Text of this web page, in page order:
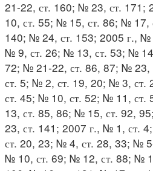
21-22, ст. 160; № 23, ст.
10, ст. 55; № 15, ст. 86; № 17,
140; № 24, ст. 153; 2005 г.,
№ 9, ст. 26; № 13, ст. 53; №
72; № 21-22, ст. 86, 87; № 23,
ст. 5; № 2, ст. 19, 20; № 3,
ст. 45; № 10, ст. 52; № 11,
13, ст. 85, 86; № 15, ст. 92,
23, ст. 141; 2007 г., № 1, ст.
ст. 20, 23; № 4, ст. 28, 33; №
№ 10, ст. 69; № 12, ст. 88; №